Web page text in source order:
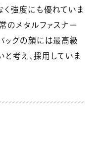
く強度にも優れていま
のメタルファスナー
ッグの顔には最高級
と考え、採用していま